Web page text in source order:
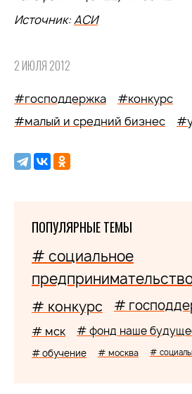
Источник:АСИ
2 ИЮЛЯ 2012
#господдержка
#конкурс
#малый и средний бизнес
ПОПУЛЯРНЫЕ ТЕМЫ
# социальное
# конкурс #
# мск # фонд наше
# обучение # москва #